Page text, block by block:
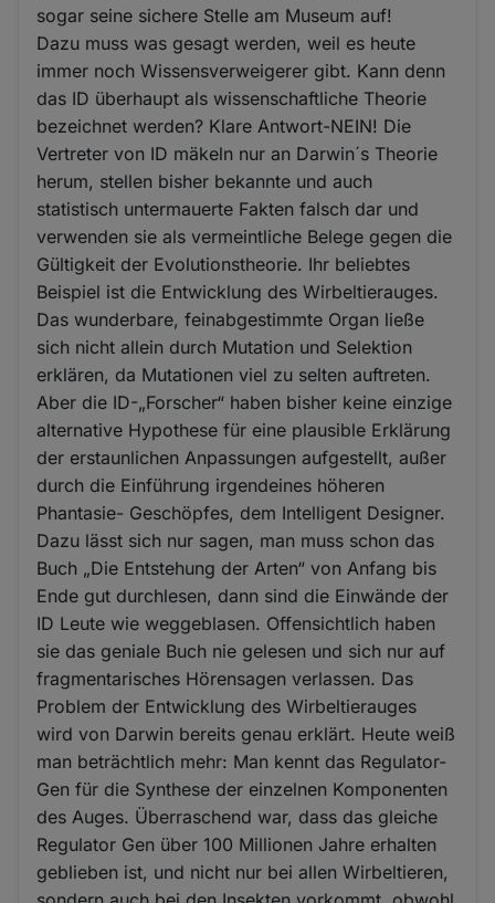
sogar seine sichere Stelle am Museum auf!
Dazu muss was gesagt werden, weil es heute
immer noch Wissensverweigerer gibt. Kann denn
das ID überhaupt als wissenschaftliche Theorie
bezeichnet werden? Klare Antwort-NEIN! Die
Vertreter von ID mäkeln nur an Darwin´s Theorie
herum, stellen bisher bekannte und auch
statistisch untermauerte Fakten falsch dar und
verwenden sie als vermeintliche Belege gegen die
Gültigkeit der Evolutionstheorie. Ihr beliebtes
Beispiel ist die Entwicklung des Wirbeltierauges.
Das wunderbare, feinabgestimmte Organ ließe
sich nicht allein durch Mutation und Selektion
erklären, da Mutationen viel zu selten auftreten.
Aber die ID-„Forscher“ haben bisher keine einzige
alternative Hypothese für eine plausible Erklärung
der erstaunlichen Anpassungen aufgestellt, außer
durch die Einführung irgendeines höheren
Phantasie- Geschöpfes, dem Intelligent Designer.
Dazu lässt sich nur sagen, man muss schon das
Buch „Die Entstehung der Arten“ von Anfang bis
Ende gut durchlesen, dann sind die Einwände der
ID Leute wie weggeblasen. Offensichtlich haben
sie das geniale Buch nie gelesen und sich nur auf
fragmentarisches Hörensagen verlassen. Das
Problem der Entwicklung des Wirbeltierauges
wird von Darwin bereits genau erklärt. Heute weiß
man beträchtlich mehr: Man kennt das Regulator-
Gen für die Synthese der einzelnen Komponenten
des Auges. Überraschend war, dass das gleiche
Regulator Gen über 100 Millionen Jahre erhalten
geblieben ist, und nicht nur bei allen Wirbeltieren,